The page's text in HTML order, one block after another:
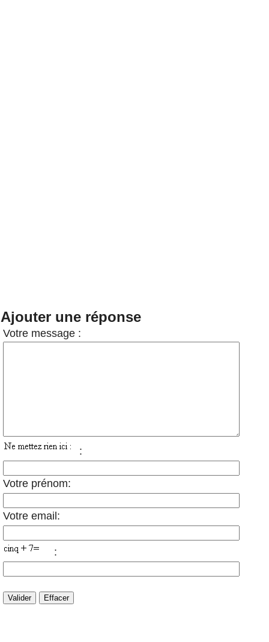
Ajouter une réponse
Votre message :
:
Votre prénom:
Votre email:
: